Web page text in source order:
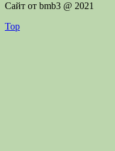
Сайт от bmb3 @ 2021
Top